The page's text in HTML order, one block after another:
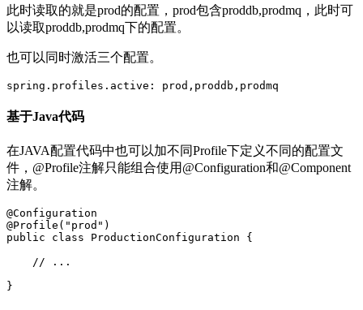
此时读取的就是prod的配置，prod包含proddb,prodmq，此时可
以读取proddb,prodmq下的配置。
也可以同时激活三个配置。
基于Java代码
在JAVA配置代码中也可以加不同Profile下定义不同的配置文
件，@Profile注解只能组合使用@Configuration和@Component
注解。
@Configuration
@Profile ( "prod" )
public
class ProductionConfiguration
{
//
...
}